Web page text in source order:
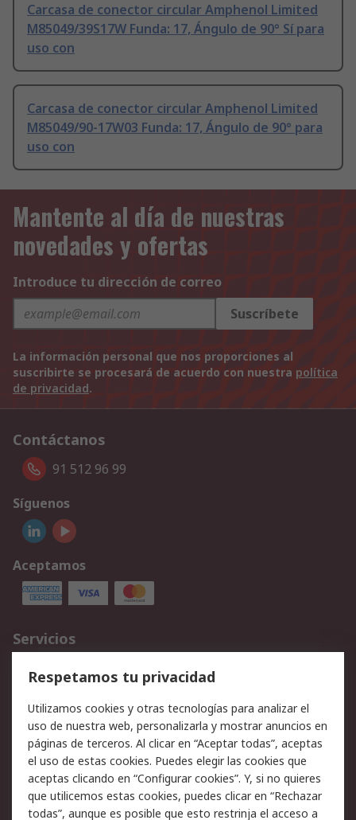
Carcasa de conector circular Amphenol Limited
M85049/39S17W Funda: 17, Ángulo de 90° Sí para
uso con
Carcasa de conector circular Amphenol Limited
M85049/90-17W03 Funda: 17, Ángulo de 90° para
uso con
Mantente al día de nuestras
novedades y ofertas
Introduce tu dirección de correo
Suscríbete
La información personal que nos proporciones al
suscribirte se procesará de acuerdo con nuestra política
de privacidad.
Contáctanos
91 512 96 99
Síguenos
Aceptamos
Servicios
Cómo realizar pedidos
Devoluciones
Facturación y pago
Ofertas
Soporte técnico
Legal
Aviso legal
Política de privacidad -
Actualizada
Respetamos tu privacidad
Utilizamos cookies y otras tecnologías para analizar el
uso de nuestra web, personalizarla y mostrar anuncios en
páginas de terceros. Al clicar en “Aceptar todas”, aceptas
el uso de estas cookies. Puedes elegir las cookies que
aceptas clicando en “Configurar cookies”. Y, si no quieres
que utilicemos estas cookies, puedes clicar en “Rechazar
todas”, aunque es posible que esto restrinja el acceso a